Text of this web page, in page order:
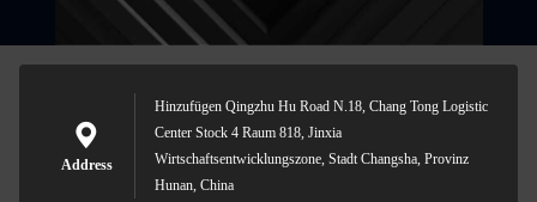
Address
Hinzufügen Qingzhu Hu Road N.18, Chang Tong Logistic
Center Stock 4 Raum 818, Jinxia
Wirtschaftsentwicklungszone, Stadt Changsha, Provinz
Hunan, China